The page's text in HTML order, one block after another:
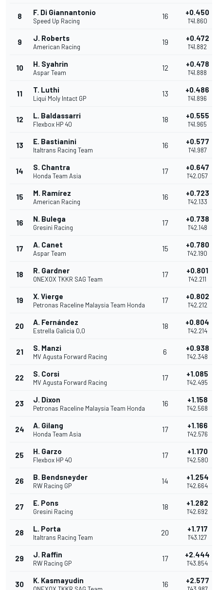
8 F. Di Giannantonio
Speed Up Racing
16 +0.450
1'41.860
9 J. Roberts
American Racing
19 +0.472
1'41.882
10 H. Syahrin
Aspar Team
12 +0.478
1'41.888
11 T. Luthi
Liqui Moly Intact GP
13 +0.486
1'41.896
12 L. Baldassarri
Flexbox HP 40
18 +0.555
1'41.965
13 E. Bastianini
Italtrans Racing Team
16 +0.577
1'41.987
14 S. Chantra
Honda Team Asia
17 +0.647
1'42.057
15 M. Ramírez
American Racing
16 +0.723
1'42.133
16 N. Bulega
Gresini Racing
17 +0.738
1'42.148
17 A. Canet
Aspar Team
15 +0.780
1'42.190
18 R. Gardner
ONEXOX TKKR SAG Team
17 +0.801
1'42.211
19 X. Vierge
Petronas Raceline Malaysia Team Honda
17 +0.802
1'42.212
20 A. Fernández
Estrella Galicia 0,0
18 +0.804
1'42.214
21 S. Manzi
MV Agusta Forward Racing
6 +0.938
1'42.348
22 S. Corsi
MV Agusta Forward Racing
17 +1.085
1'42.495
23 J. Dixon
Petronas Raceline Malaysia Team Honda
16 +1.158
1'42.568
24 A. Gilang
Honda Team Asia
17 +1.166
1'42.576
25 H. Garzo
Flexbox HP 40
17 +1.170
1'42.580
26 B. Bendsneyder
RW Racing GP
14 +1.254
1'42.664
27 E. Pons
Gresini Racing
18 +1.282
1'42.692
28 L. Porta
Italtrans Racing Team
20 +1.717
1'43.127
29 J. Raffin
RW Racing GP
17 +2.444
1'43.854
30 K. Kasmayudin 16 +2.577